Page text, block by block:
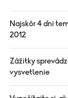
Najskôr 4 dni
2012
Zážitky
vysvetlenie